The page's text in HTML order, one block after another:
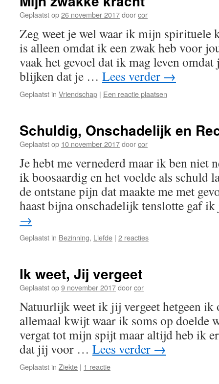
Geplaatst op26 november 2017doorcor
Zeg weet je wel waar ik mijn spirituele
is alleen omdat ik een zwak heb voor
vaak het gevoel dat ik mag leven omdat
blijken dat je … Lees verder →
Geplaatst in Vriendschap | Een reactie plaatsen
Schuldig, Onschadelijk en
Geplaatst op 10 november 2017doorcor
Je hebt me vernederd maar ik ben niet
ik boosaardig en het voelde als schuld
de ontstane pijn dat maakte me met
haast bijna onschadelijk tenslotte gaf
→
Geplaatst in Bezinning, Liefde | 2 reacties
Ik weet, Jij vergeet
Geplaatst op9 november 2017doorcor
Natuurlijk weet ik jij vergeet hetgeen ik
allemaal kwijt waar ik soms op doelde
vergat tot mijn spijt maar altijd heb ik
dat jij voor … Lees verder →
Geplaatst in Ziekte | 1 reactie